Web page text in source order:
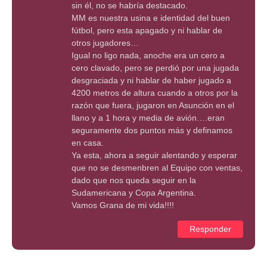
sin él, no se habría destacado.
MM es nuestra usina e identidad del buen
fútbol, pero esta apagado y ni hablar de
otros jugadores…
Igual no ligo nada, anoche era un cero a
cero clavado, pero se perdió por una jugada
desgraciada y ni hablar de haber jugado a
4200 metros de altura cuando a otros por la
razón que fuera, jugaron en Asunción en el
llano y a 1 hora y media de avión….eran
seguramente dos puntos más y definamos
en casa.
Ya esta, ahora a seguir alentando y esperar
que no se desmenbren al Equipo con ventas,
dado que nos queda seguir en la
Sudamericana y Copa Argentina.
Vamos Grana de mi vida!!!!
Responder